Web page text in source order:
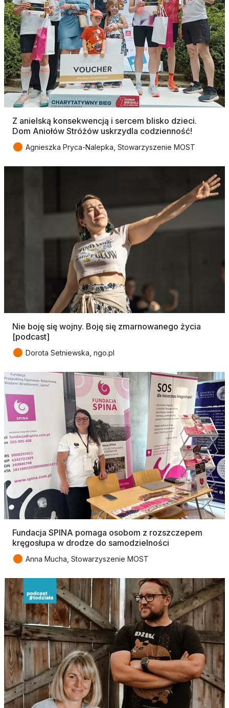
Z anielską konsekwencją i sercem blisko dzieci.
Dom Aniołów Stróżów uskrzydla codzienność!
● Agnieszka Pryca-Nalepka, Stowarzyszenie MOST
Nie boję się wojny. Boję się zmarnowanego życia
[podcast]
● Dorota Setniewska, ngo.pl
Fundacja SPINA pomaga osobom z rozszczepem
kręgosłupa w drodze do samodzielności
● Anna Mucha, Stowarzyszenie MOST